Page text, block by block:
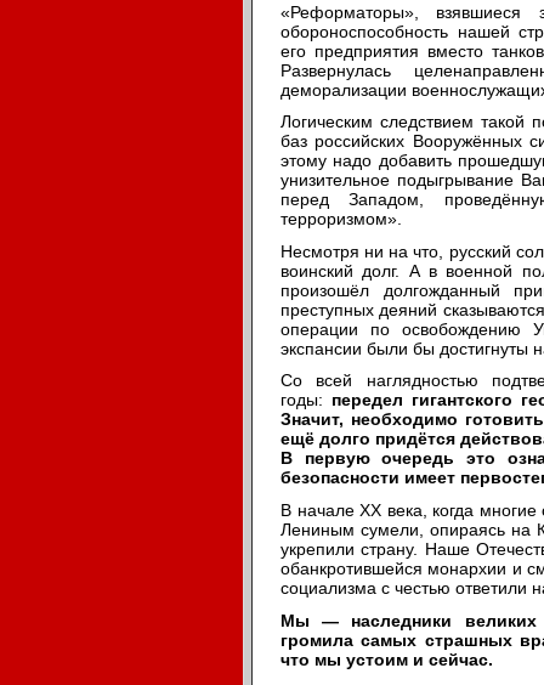
«Реформаторы», взявшиеся
обороноспособность нашей
его предприятия вместо
Развернулась
деморализации
Логическим следствием такой
баз российских Вооружённых
этому надо добавить
унизительное подыгрывание
перед Западом,
терроризмом».
Несмотря ни на что, русский
воинский долг. А в военной
произошёл долгожданный
преступных деяний
операции по освобождению
экспансии были бы достигнуты
Со всей наглядностью
годы: передел гигантского
Значит, необходимо
ещё долго придётся
В первую очередь это
безопасности имеет
В начале XX века, когда
Лениным сумели, опираясь на
укрепили страну. Наше
обанкротившейся монархии и
социализма с честью ответили
Мы — наследники
громила самых страшных
что мы устоим и сейчас.